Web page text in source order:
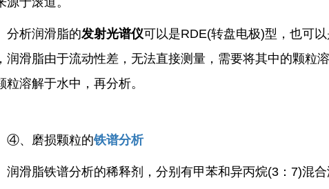
润滑脂的发射光谱仪可以是RDE(转盘电极)型，也可
润滑脂由于流动性差，无法直接测量，需要将其中的颗粒
粒溶解于水中，再分析。
磨损颗粒的铁谱分析
脂铁谱分析的稀释剂，分别有甲苯和异丙烷(3：7)混合